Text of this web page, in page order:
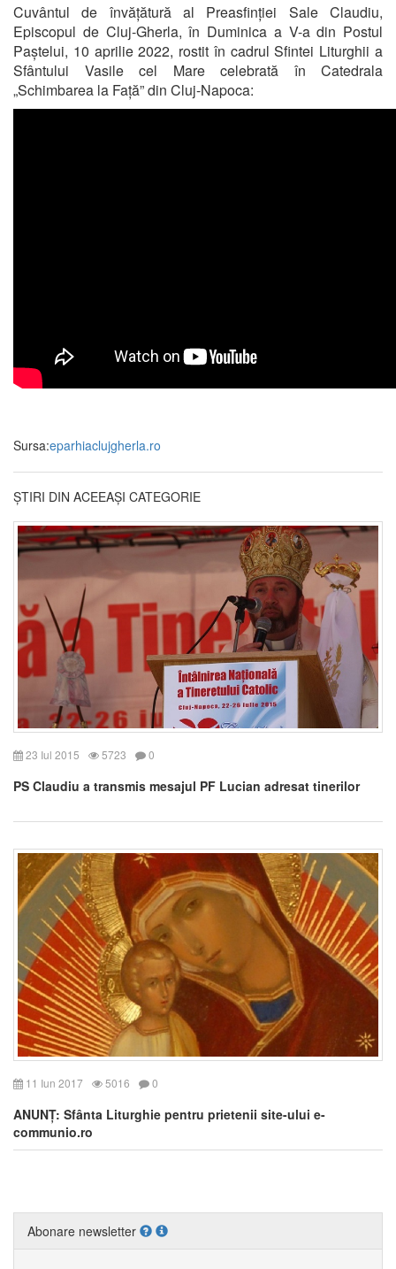
Cuvântul de învățătură al Preasfinției Sale Claudiu,
Episcopul de Cluj-Gherla, în Duminica a V-a din Postul
Paștelui, 10 aprilie 2022, rostit în cadrul Sfintei Liturghii a
Sfântului Vasile cel Mare celebrată în Catedrala
„Schimbarea la Față” din Cluj-Napoca:
Sursa:eparhiaclujgherla.ro
ȘTIRI DIN ACEEAȘI CATEGORIE
23 Iul 2015 5723 0
PS Claudiu a transmis mesajul PF Lucian adresat tinerilor
11 Iun 2017 5016 0
ANUNȚ: Sfânta Liturghie pentru prietenii site-ului e-
communio.ro
Abonare newsletter